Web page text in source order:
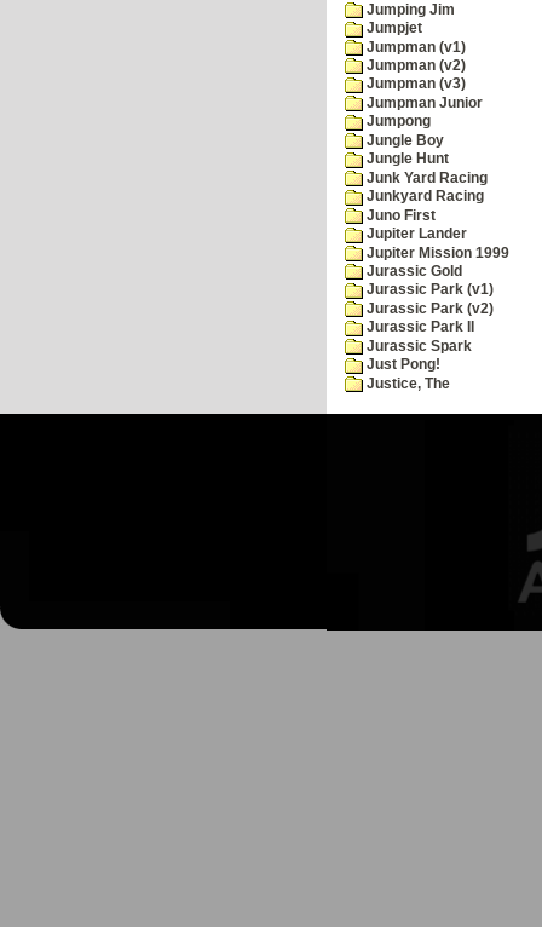
Jumping Jim
Jumpjet
Jumpman (v1)
Jumpman (v2)
Jumpman (v3)
Jumpman Junior
Jumpong
Jungle Boy
Jungle Hunt
Junk Yard Racing
Junkyard Racing
Juno First
Jupiter Lander
Jupiter Mission 1999
Jurassic Gold
Jurassic Park (v1)
Jurassic Park (v2)
Jurassic Park II
Jurassic Spark
Just Pong!
Justice, The